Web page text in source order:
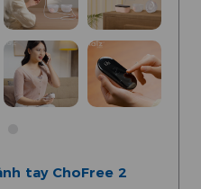
tay ChoFree 2